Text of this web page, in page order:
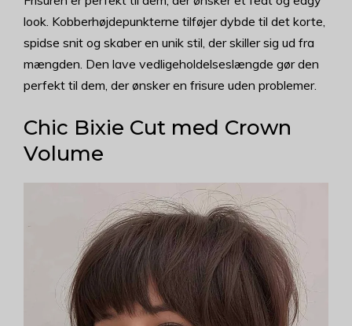
look. Kobberhøjdepunkterne tilføjer dybde til det korte,
spidse snit og skaber en unik stil, der skiller sig ud fra
mængden. Den lave vedligeholdelseslængde gør den
perfekt til dem, der ønsker en frisure uden problemer.
Chic Bixie Cut med Crown
Volume